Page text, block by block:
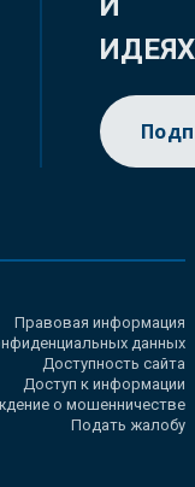
ИДЕЯХ
Правовая информация
данных
Доступность сайта
Доступ к информации
о мошенничестве
Подать жалобу